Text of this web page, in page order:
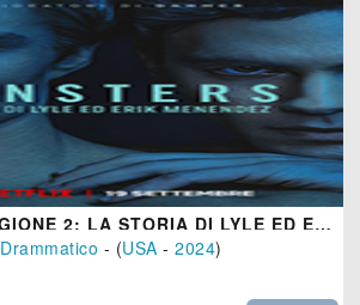
MONSTERS - STAGIONE 2: LA STORIA DI LYLE ED ERIK MENENDEZ
Drammatico - (USA -2024)